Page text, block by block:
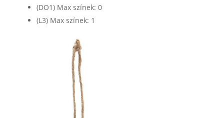
(DO1) Max színek: 0
(L3) Max színek: 1